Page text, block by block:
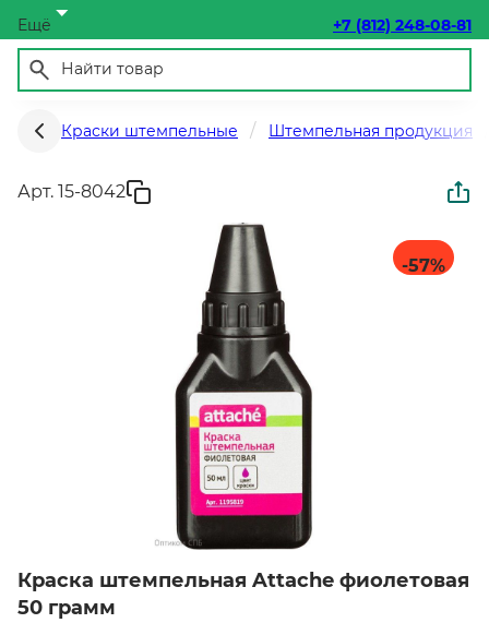
Ещё +7 (812) 248-08-81
Краски штемпельные Штемпельная продукция
Арт. 15-8042
-57%
Краска штемпельная Attache фиолетовая
50 грамм